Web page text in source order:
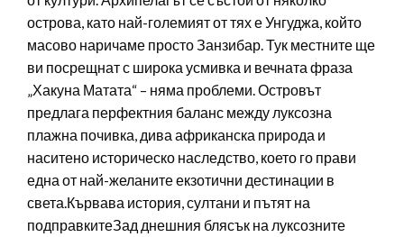
острова, като най-големият от тях е Унгуджа, който
масово наричаме просто Занзибар. Тук местните ще
ви посрещнат с широка усмивка и вечната фраза
„Хакуна Матата“ – няма проблеми. Островът
предлага перфектния баланс между луксозна
плажна почивка, дива африканска природа и
наситено историческо наследство, което го прави
една от най-желаните екзотични дестинации в
света.Кървава история, султани и пътят на
подправкитеЗад днешния блясък на луксозните